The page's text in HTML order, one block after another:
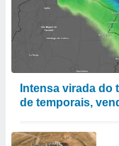
Intensa virada do
de temporais,